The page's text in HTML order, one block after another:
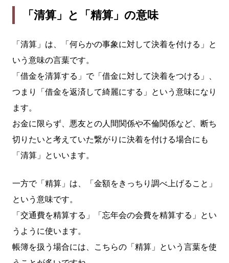
「清算」と「精算」の意味
「清算」は、「何らかの事象に対して決着を付ける」と
いう意味の言葉です。
「借金を清算する」で「借金に対して決着をつける」、
つまり「借金を返済して綺麗にする」という意味になり
ます。
お金に限らず、悪友との人間関係や不倫関係など、断ち
切りたいと考えていた繋がりに決着を付ける場合にも
「清算」といいます。
一方で「精算」は、「金額をきっちり調べ上げること」
という意味です。
「交通費を精算する」「忘年会の会費を精算する」とい
うように使います。
帳簿を扱う場合には、こちらの「精算」という言葉を使